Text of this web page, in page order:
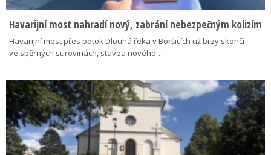
Havarijní most nahradí nový, zabrání nebezpečným kolizím
Havarijní most přes potok Dlouhá řeka v Boršicích už brzy skončí
ve sběrných surovinách, stavba nového…